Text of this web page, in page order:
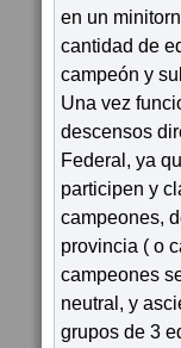
en un
cantidad de
campeón y
Una vez
descensos
Federal, ya
participen y
campeones,
provincia ( o
campeones
neutral, y
grupos de 3